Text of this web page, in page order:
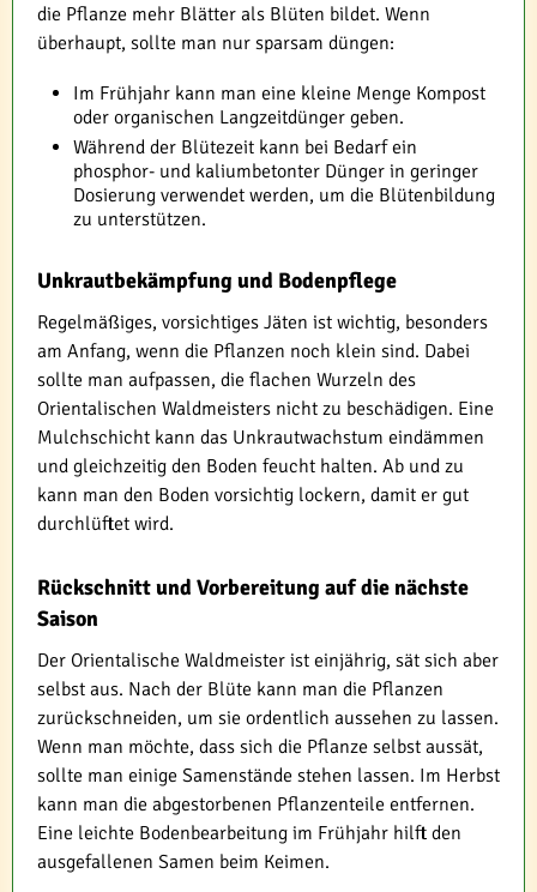
die Pflanze mehr Blätter als Blüten bildet. Wenn
überhaupt, sollte man nur sparsam düngen:
Im Frühjahr kann man eine kleine Menge Kompost
oder organischen Langzeitdünger geben.
Während der Blütezeit kann bei Bedarf ein
phosphor- und kaliumbetonter Dünger in geringer
Dosierung verwendet werden, um die Blütenbildung
zu unterstützen.
Unkrautbekämpfung und Bodenpflege
Regelmäßiges, vorsichtiges Jäten ist wichtig, besonders
am Anfang, wenn die Pflanzen noch klein sind. Dabei
sollte man aufpassen, die flachen Wurzeln des
Orientalischen Waldmeisters nicht zu beschädigen. Eine
Mulchschicht kann das Unkrautwachstum eindämmen
und gleichzeitig den Boden feucht halten. Ab und zu
kann man den Boden vorsichtig lockern, damit er gut
durchlüftet wird.
Rückschnitt und Vorbereitung auf die nächste
Saison
Der Orientalische Waldmeister ist einjährig, sät sich aber
selbst aus. Nach der Blüte kann man die Pflanzen
zurückschneiden, um sie ordentlich aussehen zu lassen.
Wenn man möchte, dass sich die Pflanze selbst aussät,
sollte man einige Samenstände stehen lassen. Im Herbst
kann man die abgestorbenen Pflanzenteile entfernen.
Eine leichte Bodenbearbeitung im Frühjahr hilft den
ausgefallenen Samen beim Keimen.